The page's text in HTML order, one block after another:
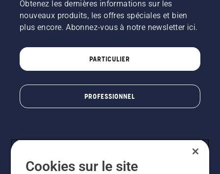
Obtenez les dernières informations sur les
nouveaux produits, les offres spéciales et bien
plus encore. Abonnez-vous à notre newsletter ici.
PARTICULIER
PROFESSIONNEL
Cookies sur le site